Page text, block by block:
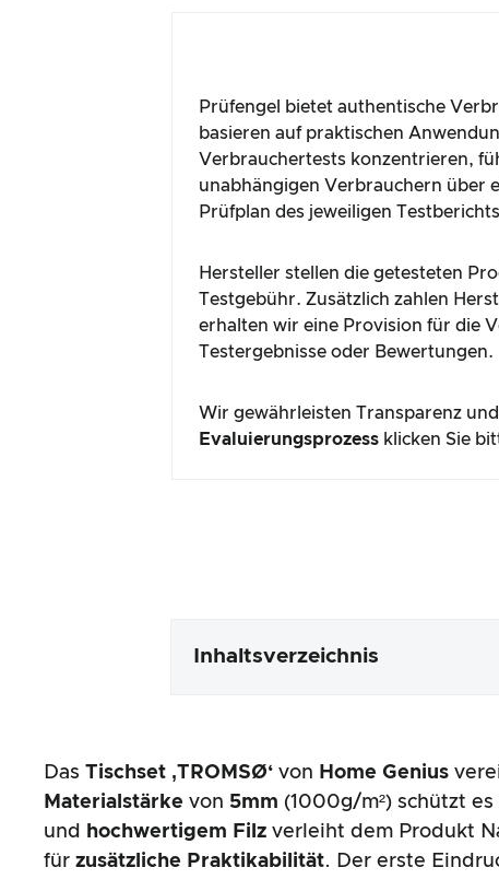
Prüfengel bietet authentische
basieren auf praktischen
Verbrauchertests konzentrieren,
unabhängigen Verbrauchern über
Prüfplan des jeweiligen
Hersteller stellen die getesteten
Testgebühr. Zusätzlich zahlen
erhalten wir eine Provision für die
Testergebnisse oder Bewertungen.
Wir gewährleisten Transparenz
Evaluierungsprozess klicken Sie
Inhaltsverzeichnis
Produktverarbeitung &
Der Praxistest
Das Tischset ‚TROMSØ‘ von Home Genius
Materialstärke von 5mm (1000g/m²) schützt
und
hochwertigem Filz verleiht dem Produkt
für zusätzliche Praktikabilität. Der erste